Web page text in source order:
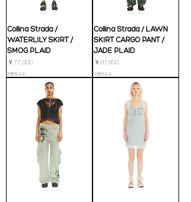
Collina Strada /
WATERLILY SKIRT /
SMOG PLAID
価格
￥77,000
消費税込み
Collina Strada / LAWN
SKIRT CARGO PANT /
JADE PLAID
価格
￥81,950
消費税込み